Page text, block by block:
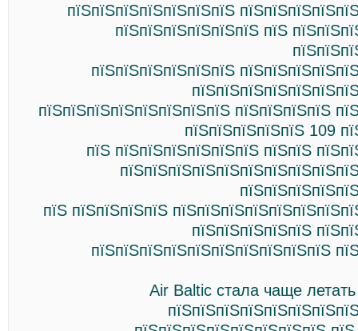
пїЅпїЅпїЅпїЅпїЅпїЅпїЅ
пїЅпїЅпїЅпїЅпїЅпїЅ пїЅ
пїЅпїЅпїЅпїЅпїЅпїЅ
пїЅпїЅпїЅпїЅпїЅпїЅпїЅпїЅ пїЅпїЅпїЅпїЅ
пїЅпїЅпїЅпїЅпїЅ 109
пїЅ пїЅпїЅпїЅпїЅпїЅпїЅ пїЅпїЅ
пїЅ пїЅпїЅпїЅпїЅ
пїЅпїЅпїЅпїЅпїЅ
пїЅпїЅпїЅпїЅпїЅпїЅпїЅпїЅпїЅпїЅ
Air Baltiс стала чаще